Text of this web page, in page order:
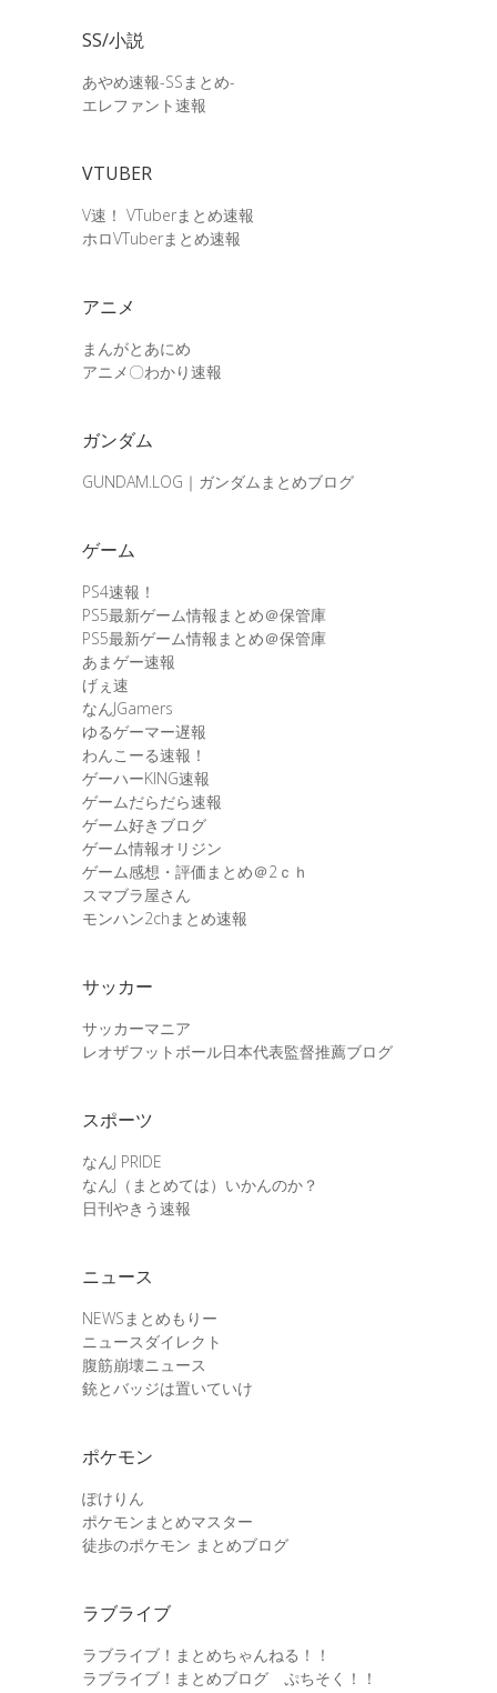
SS/小説
あやめ速報-SSまとめ-
エレファント速報
VTUBER
V速！ VTuberまとめ速報
ホロVTuberまとめ速報
アニメ
まんがとあにめ
アニメ〇わかり速報
ガンダム
GUNDAM.LOG｜ガンダムまとめブログ
ゲーム
PS4速報！
PS5最新ゲーム情報まとめ＠保管庫
PS5最新ゲーム情報まとめ＠保管庫
あまゲー速報
げぇ速
なんJGamers
ゆるゲーマー遅報
わんこーる速報！
ゲーハーKING速報
ゲームだらだら速報
ゲーム好きブログ
ゲーム情報オリジン
ゲーム感想・評価まとめ＠2ｃｈ
スマブラ屋さん
モンハン2chまとめ速報
サッカー
サッカーマニア
レオザフットボール日本代表監督推薦ブログ
スポーツ
なんJ PRIDE
なんJ（まとめては）いかんのか？
日刊やきう速報
ニュース
NEWSまとめもりー
ニュースダイレクト
腹筋崩壊ニュース
銃とバッジは置いていけ
ポケモン
ぽけりん
ポケモンまとめマスター
徒歩のポケモン まとめブログ
ラブライブ
ラブライブ！まとめちゃんねる！！
ラブライブ！まとめブログ ぷちそく！！